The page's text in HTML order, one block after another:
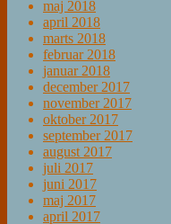
maj 2018
april 2018
marts 2018
februar 2018
januar 2018
december 2017
november 2017
oktober 2017
september 2017
august 2017
juli 2017
juni 2017
maj 2017
april 2017